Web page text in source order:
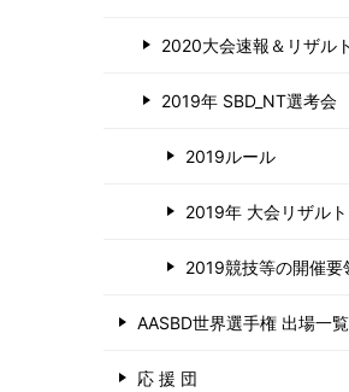
2020大会速報＆リザルト
2019年 SBD_NT選考会
2019ルール
2019年 大会リザルト
2019競技等の開催要
AASBD世界選手権 出場一覧
応 援 団